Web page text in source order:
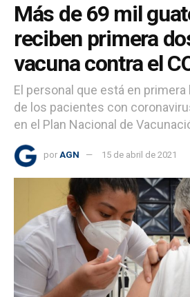
Más de 69 mil
reciben primera
vacuna contra el
El personal que está en
de los pacientes con
en el Plan Nacional de
por AGN 15 de abril de 2021